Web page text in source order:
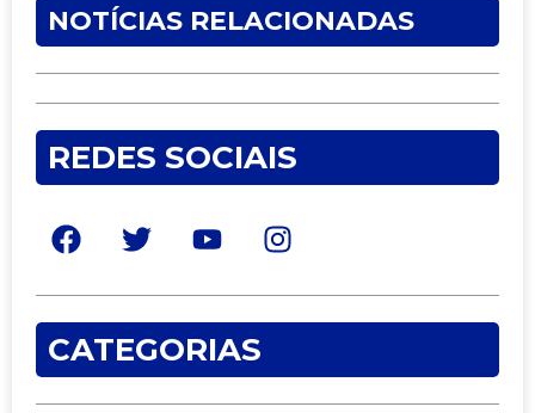
NOTÍCIAS RELACIONADAS
REDES SOCIAIS
CATEGORIAS